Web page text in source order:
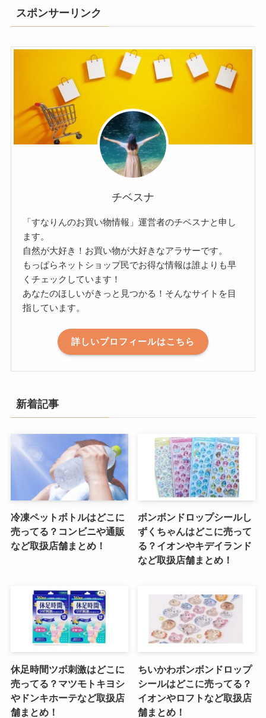
スポンサーリンク
チベスナ
「すなりんのお買い物情報」運営者のチベスナと申し
ます。
自然が大好き！お買い物が大好きなアラサーです。
もっぱらネットショップ民でお得な情報は誰よりも早
くチェックしています！
あなたのほしいがきっと見つかる！そんなサイトを目
指しています。
詳しいプロフィールはこちら
新着記事
冷凍ペットボトルはどこに
売ってる？コンビニや通販
など取扱店舗まとめ！
ボンボンドロップシールし
ずくちゃんはどこに売って
る？イオンやキデイランド
など取扱店舗まとめ！
休足時間ツボ刺激はどこに
売ってる？マツモトキヨシ
やドンキホーテなど取扱店
舗まとめ！
ちいかわボンボンドロップ
シールはどこに売ってる？
イオンやロフトなど取扱店
舗まとめ！